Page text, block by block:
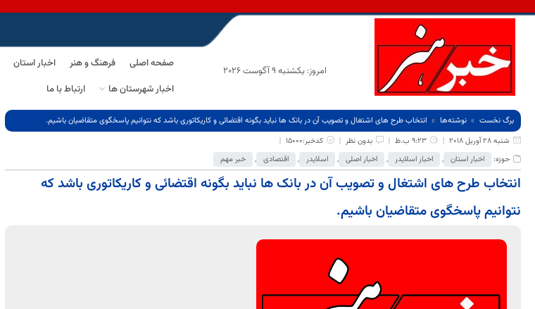
امروز: یکشنبه 9 آگوست 2026
صفحه اصلی فرهنگ و هنر اخبار استان
اخبار شهرستان ها
ارتباط با ما
برگ نخست نوشته‌ها
انتخاب طرح های اشتغال و تصویب آن در بانک ها نباید بگونه اقتضائی و کاریکاتوری باشد که نتوانیم پاسخگوی متقاضیان باشیم.
شنبه 28 آوریل 2018
9:23 ب.ظ بدون نظر
کدخبر:15000
حوزه:
اخبار استان , اخبار اسلایدر , اخبار اصلی , اسلایدر , اقتصادی , خبر مهم
انتخاب طرح های اشتغال و تصویب آن در بانک ها نباید بگونه اقتضائی و کاریکاتوری باشد که
نتوانیم پاسخگوی متقاضیان باشیم.